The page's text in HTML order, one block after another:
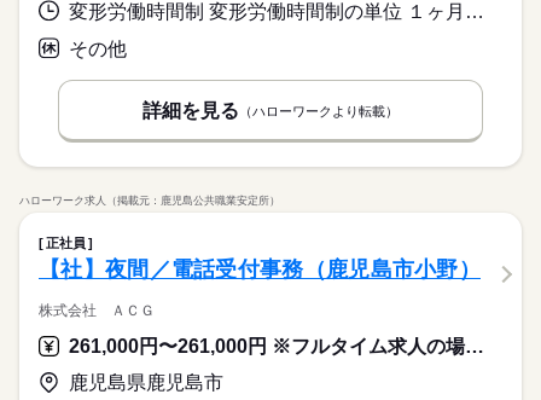
変形労働時間制 変形労働時間制の単位 １ヶ月単位 就業時間１ 9時00分〜18時00分 就業時間に関する特記事項 ＊所定の労働日・休日・始業終業時刻は勤務シフト表により決定し
その他
詳細を見る （ハローワークより転載）
ハローワーク求人（掲載元：鹿児島公共職業安定所）
正社員
【社】夜間／電話受付事務（鹿児島市小野）
株式会社 ＡＣＧ
261,000円〜261,000円 ※フルタイム求人の場合は月額（換算額）、パート求人の場合は時間額を表示しています。
鹿児島県鹿児島市